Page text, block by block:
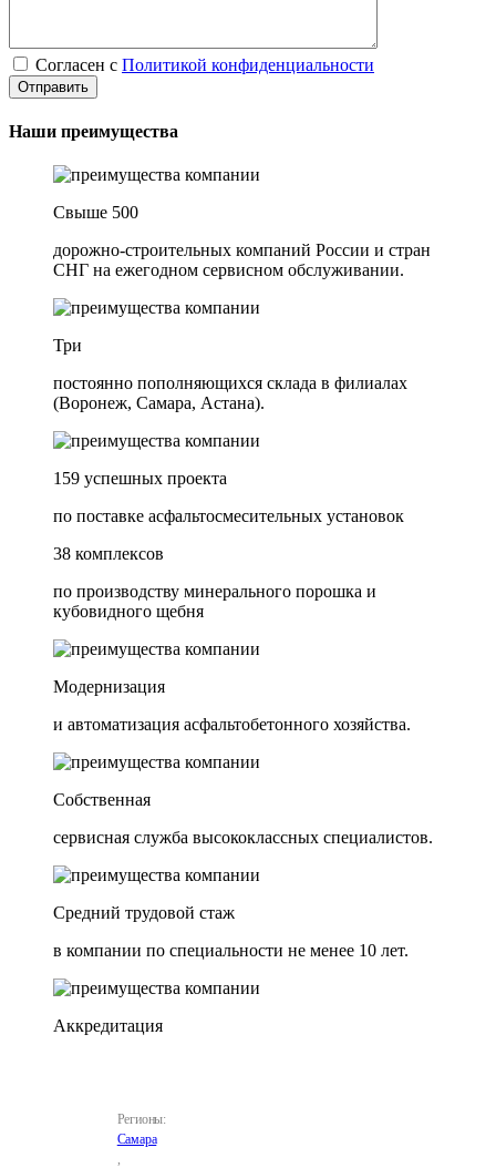
Согласен с Политикой конфиденциальности
Наши преимущества
Свыше 500
дорожно-строительных компаний России и стран
СНГ на ежегодном сервисном обслуживании.
Три
постоянно пополняющихся склада в филиалах
(Воронеж, Самара, Астана).
159 успешных проекта
по поставке асфальтосмесительных установок
38 комплексов
по производству минерального порошка и
кубовидного щебня
Модернизация
и автоматизация асфальтобетонного хозяйства.
Собственная
сервисная служба высококлассных специалистов.
Средний трудовой стаж
в компании по специальности не менее 10 лет.
Аккредитация
Регионы:
Самара
,